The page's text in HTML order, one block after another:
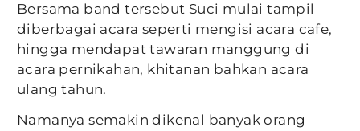
Bersama band tersebut Suci mulai tampil
diberbagai acara seperti mengisi acara cafe,
hingga mendapat tawaran manggung di
acara pernikahan, khitanan bahkan acara
ulang tahun.
Namanya semakin dikenal banyak orang